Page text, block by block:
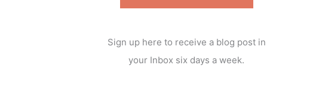
Sign up here to receive a blog post in
your Inbox six days a week.